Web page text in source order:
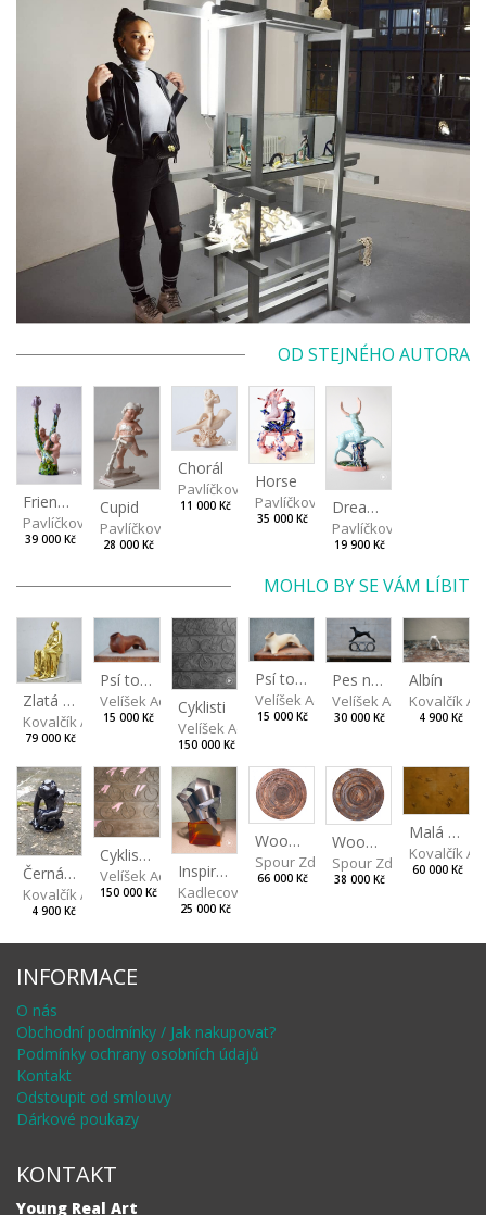
OD STEJNÉHO AUTORA
Friendship
Pavlíčková Ivana
39 000 Kč
Cupid
Pavlíčková Ivana
28 000 Kč
Chorál
Pavlíčková Ivana
11 000 Kč
Horse
Pavlíčková Ivana
35 000 Kč
Dream stag
Pavlíčková Ivana
19 900 Kč
MOHLO BY SE VÁM LÍBIT
Zlatá máma
Kovalčík Adam
79 000 Kč
Psí torzo
Velíšek Adam
15 000 Kč
Cyklisti
Velíšek Adam
150 000 Kč
Psí torzo
Velíšek Adam
15 000 Kč
Pes na kolech
Velíšek Adam
30 000 Kč
Albín
Kovalčík
4 900 Kč
Černá opice
Kovalčík Adam
4 900 Kč
Cyklisti Color
Velíšek Adam
150 000 Kč
Inspiration by Marqués de Riscal
Kadlecová Jaroslava
25 000 Kč
Wood V
Spour Zdeněk
66 000 Kč
Wood VI
Spour Zdeněk
38 000 Kč
Malá kopaná při západu slunce
Kovalčík
60 000 Kč
INFORMACE
O nás
Obchodní podmínky / Jak nakupovat?
Podmínky ochrany osobních údajů
Kontakt
Odstoupit od smlouvy
Dárkové poukazy
KONTAKT
Young Real Art